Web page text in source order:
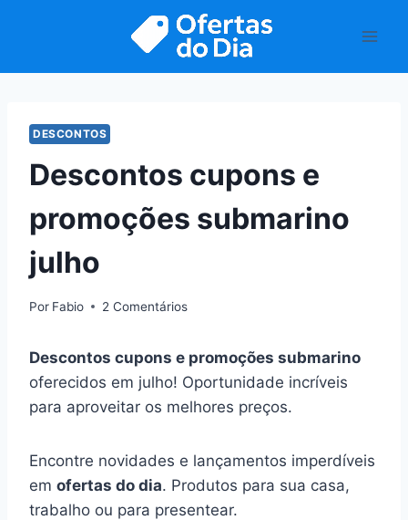
DESCONTOS
Descontos cupons e
promoções submarino
julho
Por Fabio 2 Comentários
Descontos cupons e promoções submarino
oferecidos em julho! Oportunidade incríveis
para aproveitar os melhores preços.
Encontre novidades e lançamentos imperdíveis
em ofertas do dia. Produtos para sua casa,
trabalho ou para presentear.